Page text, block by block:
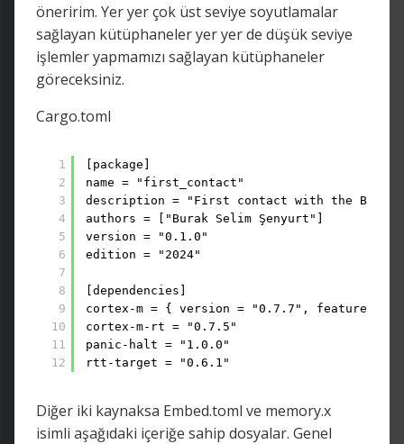
öneririm. Yer yer çok üst seviye soyutlamalar
sağlayan kütüphaneler yer yer de düşük seviye
işlemler yapmamızı sağlayan kütüphaneler
göreceksiniz.
Cargo.toml
1
2
3
4
5
6
7
8
9
10
11
12
[package]
name = "first_contact"
description = "First contact with the BBC
authors = ["Burak Selim Şenyurt"]
version = "0.1.0"
edition = "2024"
[dependencies]
cortex-m = { version = "0.7.7", features
cortex-m-rt = "0.7.5"
panic-halt = "1.0.0"
rtt-target = "0.6.1"
Diğer iki kaynaksa Embed.toml ve memory.x
isimli aşağıdaki içeriğe sahip dosyalar. Genel